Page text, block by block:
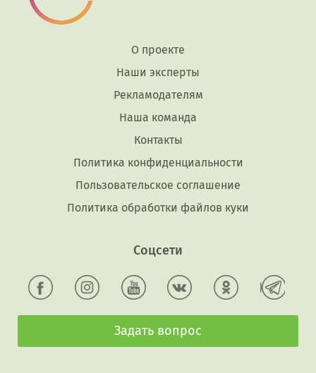
О проекте
Наши эксперты
Рекламодателям
Наша команда
Контакты
Политика конфиденциальности
Пользовательское соглашение
Политика обработки файлов куки
Соцсети
Задать вопрос